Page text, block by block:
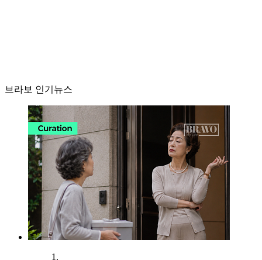
브라보 인기뉴스
1.